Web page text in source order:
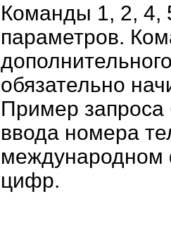
Команды 1, 2, 4,
параметров.
обязательно
Пример запроса
ввода номера
международном
цифр.